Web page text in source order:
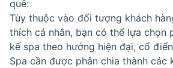
quê:
Tùy thuộc vào đối tượng khách
thích cá nhân, bạn có thể lựa chọn
kế spa theo hướng hiện đại, cổ
Spa cần được phân chia thành các